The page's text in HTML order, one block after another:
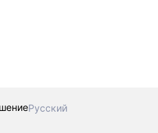
Русский